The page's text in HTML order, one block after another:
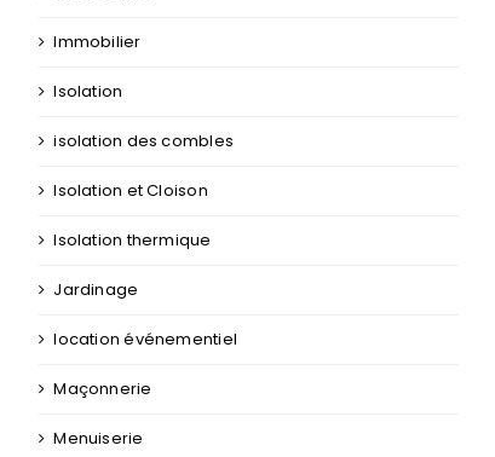
Immobilier
Isolation
isolation des combles
Isolation et Cloison
Isolation thermique
Jardinage
location événementiel
Maçonnerie
Menuiserie